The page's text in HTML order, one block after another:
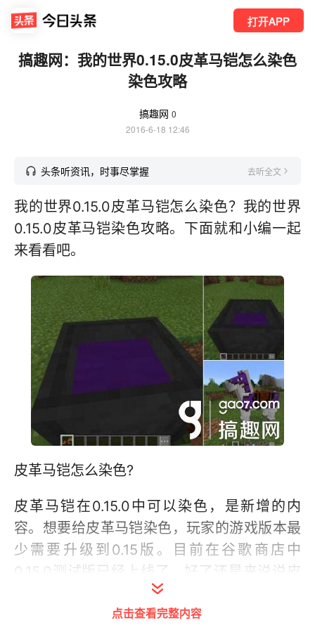
打开APP
搞趣网：我的世界0.15.0皮革马铠怎么染色
染色攻略
搞趣网 0
2016-6-18 12:46
头条听资讯，时事尽掌握 去听全文
我的世界0.15.0皮革马铠怎么染色？我的世界
0.15.0皮革马铠染色攻略。下面就和小编一起
来看看吧。
皮革马铠怎么染色?
皮革马铠在0.15.0中可以染色，是新增的内
容。想要给皮革马铠染色，玩家的游戏版本最
少需要升级到0.15版。目前在谷歌商店中
0.15.0测试版已经上线了。好了还是来说说皮
革马铠染色的方法被。
点击查看完整内容